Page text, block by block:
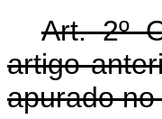
Art. 2º
artigo
apurado